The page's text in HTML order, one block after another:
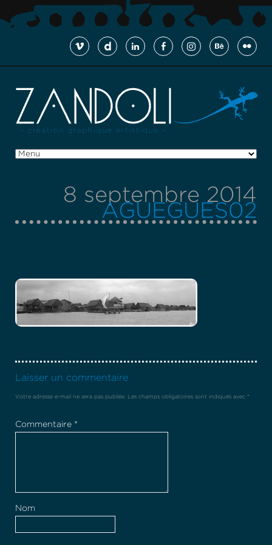
8 septembre 2014
AGUEGUES02
Laisser un commentaire
Votre adresse e-mail ne sera pas publiée. Les champs obligatoires sont indiqués avec *
Commentaire *
Nom